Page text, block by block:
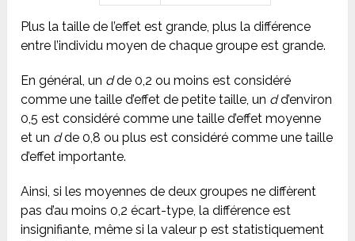
Plus la taille de l’effet est grande, plus la différence
entre l’individu moyen de chaque groupe est grande.
En général, un dde 0,2 ou moins est considéré
comme une taille d’effet de petite taille, un dd’environ
0,5 est considéré comme une taille d’effet moyenne
et un dde 0,8 ou plus est considéré comme une taille
d’effet importante.
Ainsi, si les moyennes de deux groupes ne diffèrent
pas d’au moins 0,2 écart-type, la différence est
insignifiante, même si la valeur p est statistiquement